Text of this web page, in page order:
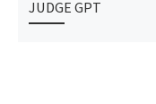
JUDGE GPT